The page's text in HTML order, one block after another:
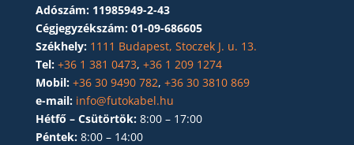
Adószám: 11985949-2-43
Cégjegyzékszám: 01-09-686605
Székhely: 1111 Budapest, Stoczek J. u. 13.
Tel: +36 1 381 0473, +36 1 209 1274
Mobil: +36 30 9490 782, +36 30 3810 869
e-mail: info@futokabel.hu
Hétfő – Csütörtök: 8:00 – 17:00
Péntek: 8:00 – 14:00